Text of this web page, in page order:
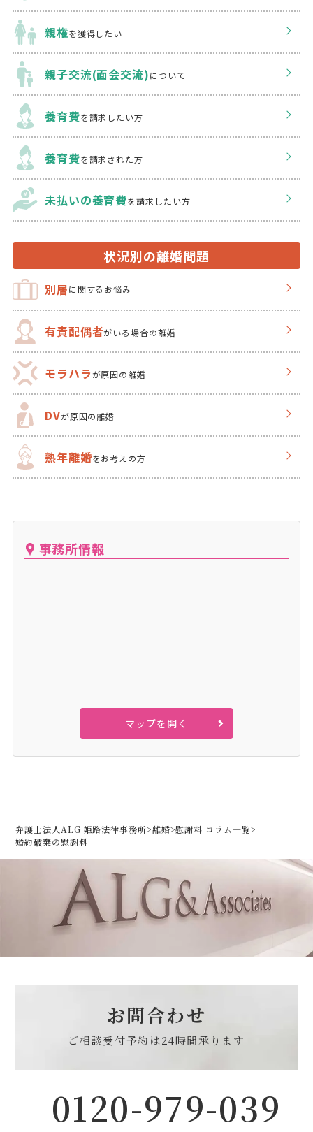
親権を獲得したい
親子交流(面会交流)について
養育費を請求したい方
養育費を請求された方
未払いの養育費を請求したい方
状況別の離婚問題
別居に関するお悩み
有責配偶者がいる場合の離婚
モラハラが原因の離婚
DVが原因の離婚
熟年離婚をお考えの方
事務所情報
マップを開く
弁護士法人ALG 姫路法律事務所>離婚>慰謝料 コラム一覧>
婚約破棄の慰謝料
お問合わせ
ご相談受付予約は24時間承ります
0120-979-039